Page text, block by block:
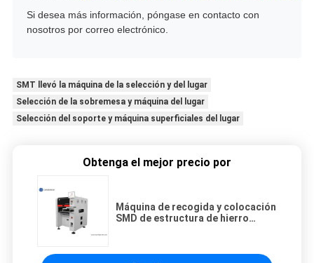
Si desea más información, póngase en contacto con
nosotros por correo electrónico.
SMT llevó la máquina de la selección y del lugar
Selección de la sobremesa y máquina del lugar
Selección del soporte y máquina superficiales del lugar
Obtenga el mejor precio por
Máquina de recogida y colocación
SMD de estructura de hierro